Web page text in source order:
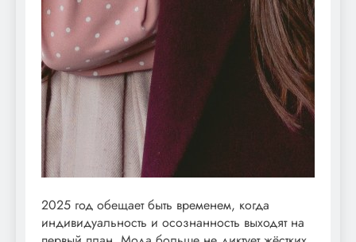
2025 год обещает быть временем, когда
индивидуальность и осознанность выходят на